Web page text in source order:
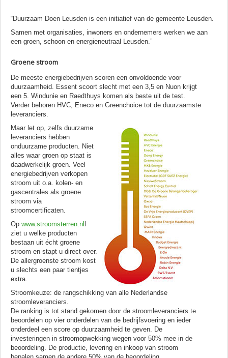
“Duurzaam Doen Leusden is een initiatief van de gemeente Leusden.
Samen met organisaties, inwoners en ondernemers werken we aan
een groen, schoon en energieneutraal Leusden.”
Groene stroom
De meeste energiebedrijven scoren een onvoldoende voor
duurzaamheid. Essent scoort slecht met een 3,5 en Nuon krijgt
een 5. Windunie en Raedthuys komen als beste uit de test.
Verder behoren HVC, Eneco en Greenchoice tot de duurzaamste
leveranciers.
Maar let op, zelfs duurzame
leveranciers hebben
onduurzame producten. Niet
alles waar groen op staat is
daadwerkelijk groen. Veel
energiebedrijven verkopen
stroom uit o.a. kolen- en
gascentrales als groene
stroom via
stroomcertificaten.
Op www.stroomsterren.nll
ziet u welke producten
bestaan uit écht groene
stroom en stapt u direct over.
De allergroenste stroom kost
u slechts een paar tientjes
extra.
Stroomkeuze: de rangschikking van alle Nederlandse
stroomleveranciers.
De ranking is tot stand gekomen door de stroomleveranciers te
beoordelen op vier onderdelen van de bedrijfsvoering en ieder
onderdeel een score op duurzaamheid te geven. De
investeringen in stroomopwekking wegen voor 50% mee in de
beoordeling. De productie, levering en inkoop van stroom